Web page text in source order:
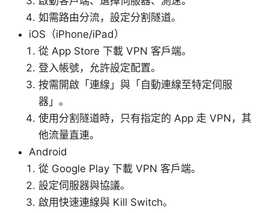
如需路由分流，設定分割隧道。
iOS（iPhone/iPad）
從 App Store 下載 VPN 客戶端。
登入帳號，允許設定配置。
按需開啟「連線」與「自動連線至特定伺服
器」。
使用分割隧道時，只有指定的 App 走 VPN，其
他流量直連。
Android
從 Google Play 下載 VPN 客戶端。
設定伺服器與協議。
啟用快速連線與 Kill Switch。